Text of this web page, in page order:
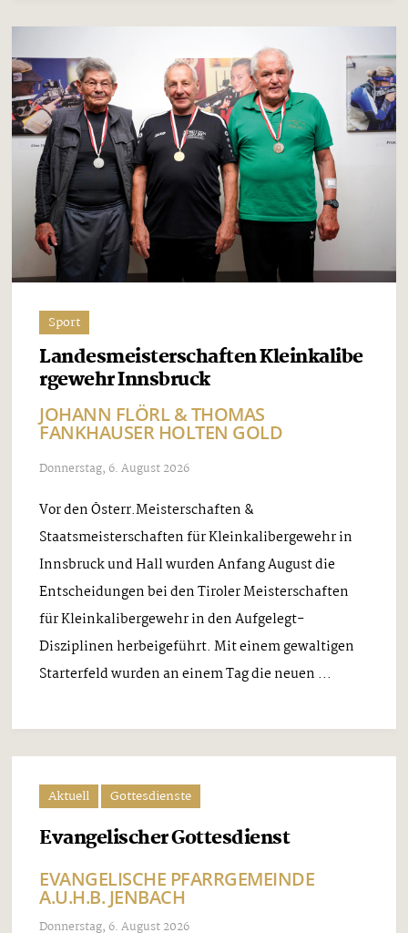
Sport
Landesmeisterschaften Kleinkalibe
rgewehr Innsbruck
JOHANN FLÖRL & THOMAS
FANKHAUSER HOLTEN GOLD
Donnerstag, 6. August 2026
Vor den Österr.Meisterschaften &
Staatsmeisterschaften für Kleinkalibergewehr in
Innsbruck und Hall wurden Anfang August die
Entscheidungen bei den Tiroler Meisterschaften
für Kleinkalibergewehr in den Aufgelegt-
Disziplinen herbeigeführt. Mit einem gewaltigen
Starterfeld wurden an einem Tag die neuen ...
Aktuell Gottesdienste
Evangelischer Gottesdienst
EVANGELISCHE PFARRGEMEINDE
A.U.H.B. JENBACH
Donnerstag, 6. August 2026